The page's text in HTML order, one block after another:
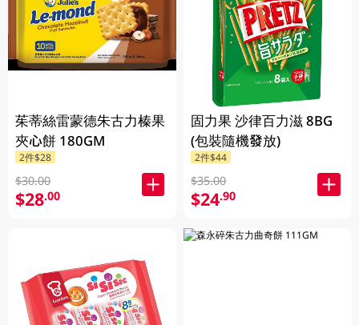
茱蒂絲雷蒙德朱古力榛果
夾心餅 180GM
2件$28
$30.00
$28.00
固力果 沙律百力滋 8BG
(包裝隨機發放)
2件$44
$35.00
$24.90